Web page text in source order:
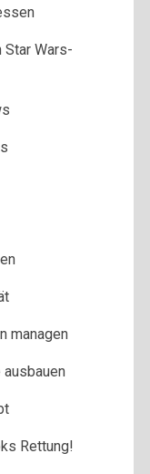
Star Wars-
managen
Rettung!